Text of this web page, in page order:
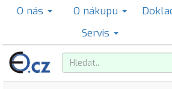
O nás O nákupu
Servis